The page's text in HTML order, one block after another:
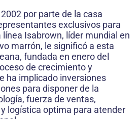
por parte de la casa
exclusivos para
Isabrown, líder mundial en
marrón, le significó a esta
fundada en enero del
de crecimiento y
ha implicado inversiones
para disponer de la
fuerza de ventas,
logística optima para atender